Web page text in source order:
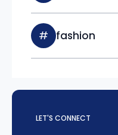
# fashion
LET'S CONNECT